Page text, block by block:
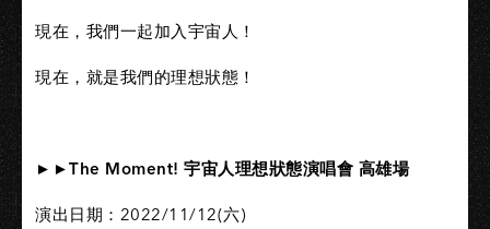
現在，我們一起加入宇宙人！​
現在，就是我們的理想狀態！​
►►The Moment! 宇宙人理想狀態演唱會 高雄場​
演出日期：2022/11/12(六)​